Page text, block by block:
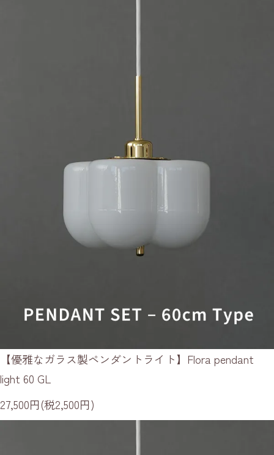
【優雅なガラス製ペンダントライト】Flora pendant
light 60 GL
27,500円(税2,500円)